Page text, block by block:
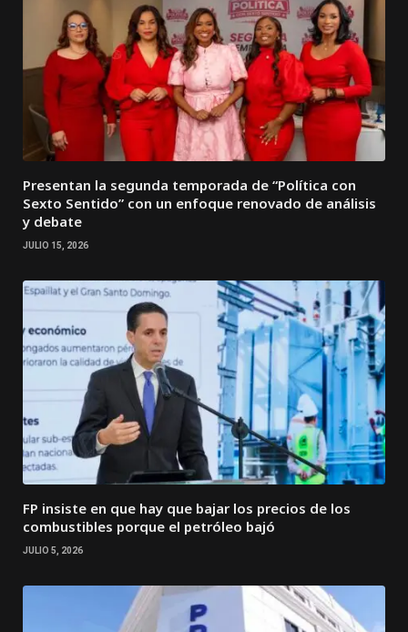
Presentan la segunda temporada de “Política con
Sexto Sentido” con un enfoque renovado de análisis
y debate
JULIO 15, 2026
FP insiste en que hay que bajar los precios de los
combustibles porque el petróleo bajó
JULIO 5, 2026